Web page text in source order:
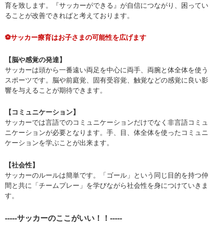
育を致します。『サッカーができる』が自信につながり、困ってい
ることが改善できればと考えております。
⚽サッカー療育はお子さまの可能性を広げます
【脳や感覚の発達】
サッカーは頭から一番遠い両足を中心に両手、両腕と体全体を使う
スポーツです。脳や前庭覚、固有受容覚、触覚などの感覚に良い影
響を与えることが期待できます。
【コミュニケーション】
​サッカーでは言語でのコミュニケーションだけでなく非言語コミュ
ニケーションが必要となります。手、目、体全体を使ったコミュニ
ケーションを学ぶことが出来ます。
【​社会性】
サッカーのルールは簡単です。「ゴール」という同じ目的を持つ仲
間と共に「チームプレー」を学びながら社会性を身につけていきま
す。
-----サッカーのここがいい！！-----